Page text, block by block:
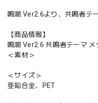
鳴潮 Ver2.6より、共鳴者テ
【商品情報】
鳴潮 Ver2.6 共鳴者テーマ
＜素材＞
＜サイズ＞
亜鉛合金、PET